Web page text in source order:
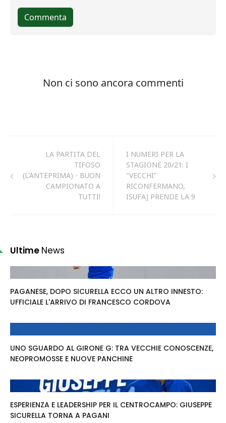
LA PARTITA DEL
TIFOSO
(L'ANTEPRIMA) - BUON
CAMPIONATO A
TUTTI!
I NUMERI PER LA
STAGIONE 20/21: I
"VECCHI"
RICONFERMANO,
ISUFAJ PRENDE LA 9
Ultime News
PAGANESE, DOPO SICURELLA ECCO UN ALTRO INNESTO:
UFFICIALE L'ARRIVO DI FRANCESCO CORDOVA
UNO SGUARDO AL GIRONE G: TRA VECCHIE CONOSCENZE,
NEOPROMOSSE E NUOVE PANCHINE
ESPERIENZA E LEADERSHIP PER IL CENTROCAMPO: GIUSEPPE
SICURELLA TORNA A PAGANI